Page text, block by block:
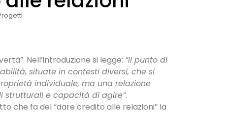
Nell’introduzione si legge: “Il punto di
situate in contesti diversi, che si
individuale, ma una relazione
strutturali e capacità di agire”.
che fa del “dare credito alle relazioni” la